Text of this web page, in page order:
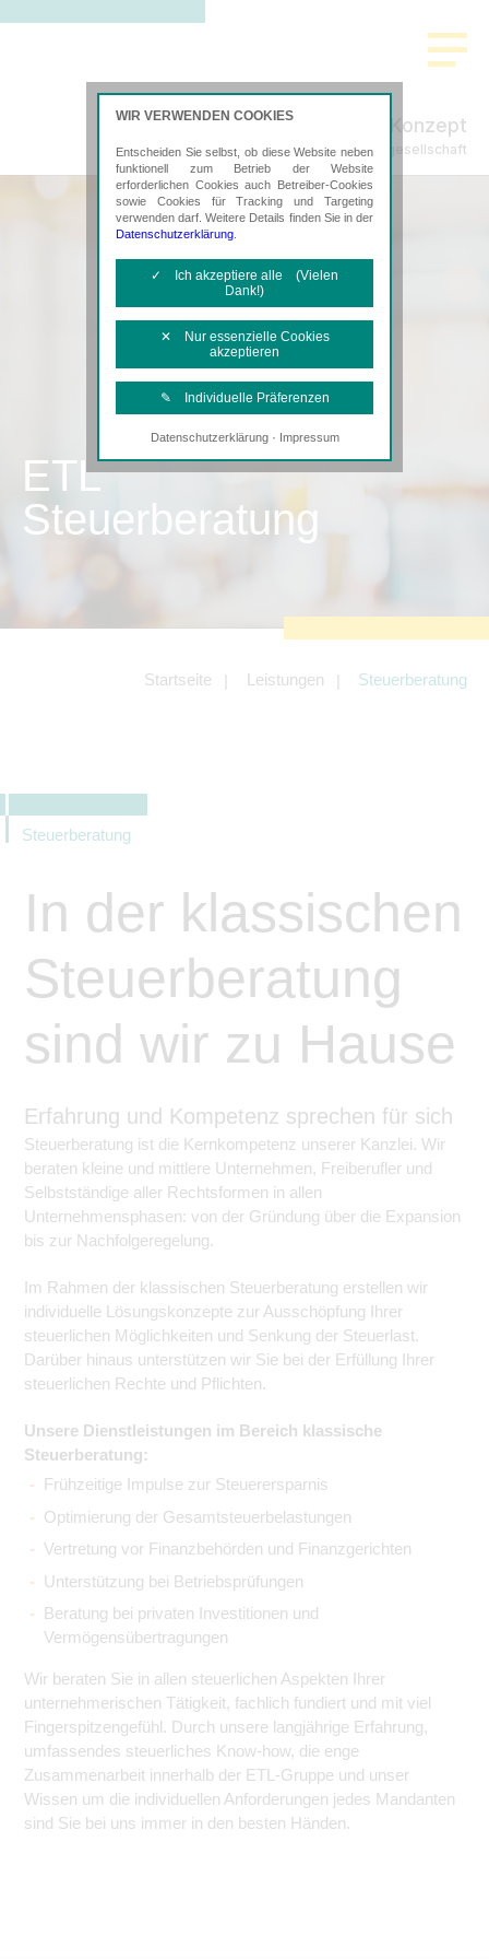
SteuerPlus Konzept
Steuerberatungsgesellschaft
ETL
Steuerberatung
Startseite Leistungen Steuerberatung
Steuerberatung
In der klassischen
Steuerberatung
sind wir zu Hause
Erfahrung und Kompetenz sprechen für sich
Steuerberatung ist die Kernkompetenz unserer Kanzlei. Wir
beraten kleine und mittlere Unternehmen, Freiberufler und
Selbstständige aller Rechtsformen in allen
Unternehmensphasen: von der Gründung über die Expansion
bis zur Nachfolgeregelung.
Im Rahmen der klassischen Steuerberatung erstellen wir
individuelle Lösungskonzepte zur Ausschöpfung Ihrer
steuerlichen Möglichkeiten und Senkung der Steuerlast.
Darüber hinaus unterstützen wir Sie bei der Erfüllung Ihrer
steuerlichen Rechte und Pflichten.
Unsere Dienstleistungen im Bereich klassische
Steuerberatung:
Frühzeitige Impulse zur Steuerersparnis
Optimierung der Gesamtsteuerbelastungen
Vertretung vor Finanzbehörden und Finanzgerichten
Unterstützung bei Betriebsprüfungen
Beratung bei privaten Investitionen und
Vermögensübertragungen
Wir beraten Sie in allen steuerlichen Aspekten Ihrer
unternehmerischen Tätigkeit, fachlich fundiert und mit viel
Fingerspitzengefühl. Durch unsere langjährige Erfahrung,
umfassendes steuerliches Know-how, die enge
Zusammenarbeit innerhalb der ETL-Gruppe und unser
Wissen um die individuellen Anforderungen jedes Mandanten
sind Sie bei uns immer in den besten Händen.
WIR VERWENDEN COOKIES
Entscheiden Sie selbst, ob diese Website neben
funktionell zum Betrieb der Website
erforderlichen Cookies auch Betreiber-Cookies
sowie Cookies für Tracking und Targeting
verwenden darf. Weitere Details finden Sie in der
Datenschutzerklärung
✓ Ich akzeptiere alle (Vielen
Dank!)
✕ Nur essenzielle Cookies
akzeptieren
✎ Individuelle Präferenzen
Notwendige Cookies
Diese Cookies sind erforderlich, um die
Tracking- und Targeting-Cookies
Angebotes einschließlich der
Angeboten von z.B. Facebook und
LinkedIn.
Datenschutzerklärung· Impressum